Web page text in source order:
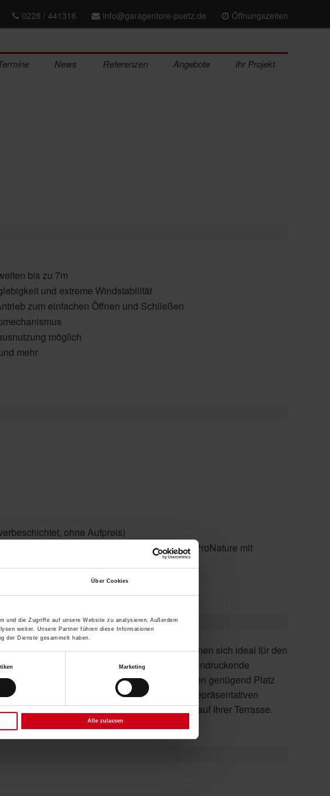
Über Cookies
und die Zugriffe auf unsere Website zu analysieren. Außerdem
weiter. Unsere Partner führen diese Informationen
der Dienste gesammelt haben.
Marketing
Alle zulassen
0228 / 441316 info@garagentore-puetz.de Öffnungszeiten
News Referenzen Angebote Ihr Projekt
bis zu 7m
und extreme Windstabilität
zum einfachen Öffnen und Schließen
möglich
mehr
ohne Aufpreis)
Standard / Acryl Lumera Stoffe / NEU: Acryl ProNature mit
Ben
den
Schattenspender zum Blickfang auf Ihrer Terrasse.